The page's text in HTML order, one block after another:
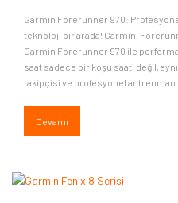
Garmin Forerunner 970:
teknoloji bir arada! Garmin,
Garmin Forerunner 970 ile
saat sadece bir koşu saati değil,
takipçisi ve profesyonel antrenman
Devamı